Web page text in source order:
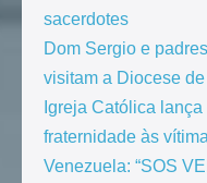
sacerdotes
Dom Sergio e
visitam a Diocese
Igreja Católica
fraternidade às
Venezuela: “SOS